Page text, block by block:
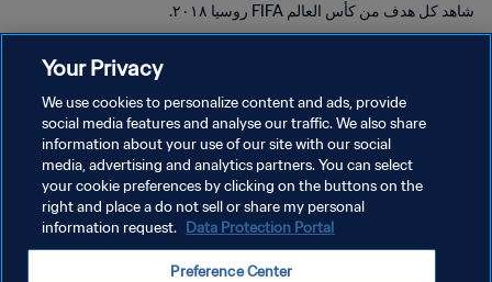
شاهد كل هدف من كأس العالم FIFA روسيا ٢٠١٨.
سياسة الخصوصية
شروط الخدمة
إدارة تفضيلات ملفات تعريف الارتباط
Your Privacy
We use cookies to personalize content and ads, provide
social media features and analyse our traffic. We also share
information about your use of our site with our social
media, advertising and analytics partners. You can select
your cookie preferences by clicking on the buttons on the
right and place a do not sell or share my personal
information request. Data Protection Portal
Preference Center